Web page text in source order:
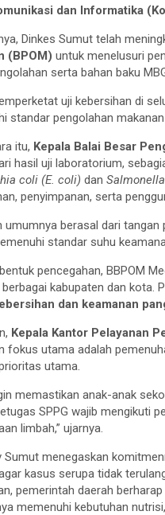
dan Informatika
Dinkes Sumut telah
(BPOM) untuk menelusuri
serta bahan baku
uji kebersihan di
standar pengolahan
itu, Kepala Balai Besar
hasil uji laboratorium,
coli (E. coli) dan Salmonella
penyimpanan, serta
umumnya berasal dari
standar suhu
pencegahan, BBPOM
berbagai kabupaten dan kota.
dan keamanan
Kepala Kantor Pelayanan
fokus utama adalah
utama.
memastikan anak-anak
SPPG wajib mengikuti
limbah,” ujarnya.
Sumut menegaskan
kasus serupa tidak
pemerintah daerah
memenuhi kebutuhan